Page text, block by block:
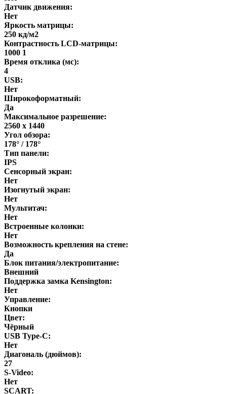
Датчик движения:
Нет
Яркость матрицы:
250 кд/м2
Контрастность LCD-матрицы:
1000 1
Время отклика (мс):
4
USB:
Нет
Широкоформатный:
Да
Максимальное разрешение:
2560 x 1440
Угол обзора:
178° / 178°
Тип панели:
IPS
Сенсорный экран:
Нет
Изогнутый экран:
Нет
Мультитач:
Нет
Встроенные колонки:
Нет
Возможность крепления на стене:
Да
Блок питания/электропитание:
Внешний
Поддержка замка Kensington:
Нет
Управление:
Кнопки
Цвет:
Чёрный
USB Type-C:
Нет
Диагональ (дюймов):
27
S-Video:
Нет
SCART: